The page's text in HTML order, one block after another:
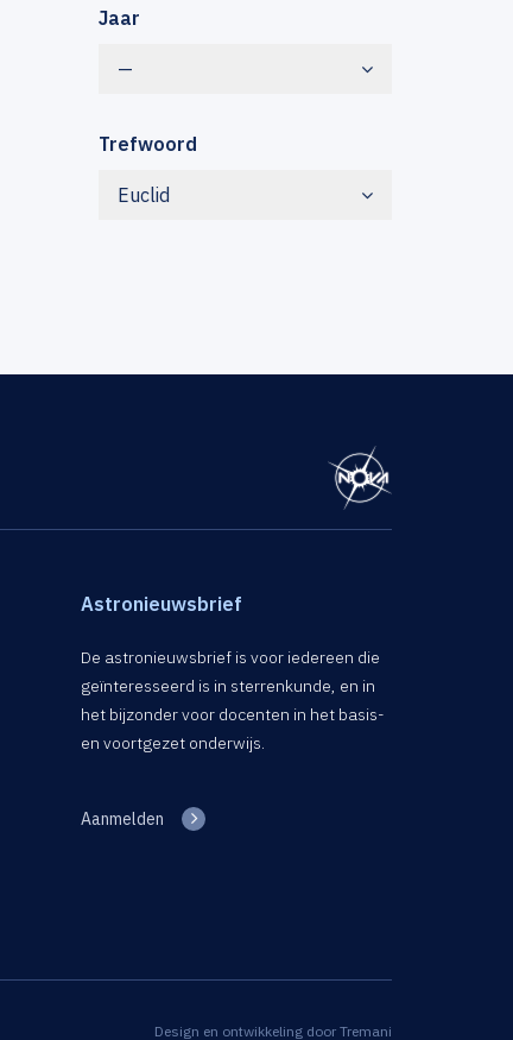
Jaar
—
Trefwoord
Euclid
Astronieuwsbrief
De astronieuwsbrief is voor iedereen die
geïnteresseerd is in sterrenkunde, en in
het bijzonder voor docenten in het basis-
en voortgezet onderwijs.
Aanmelden
Design en ontwikkeling door Tremani